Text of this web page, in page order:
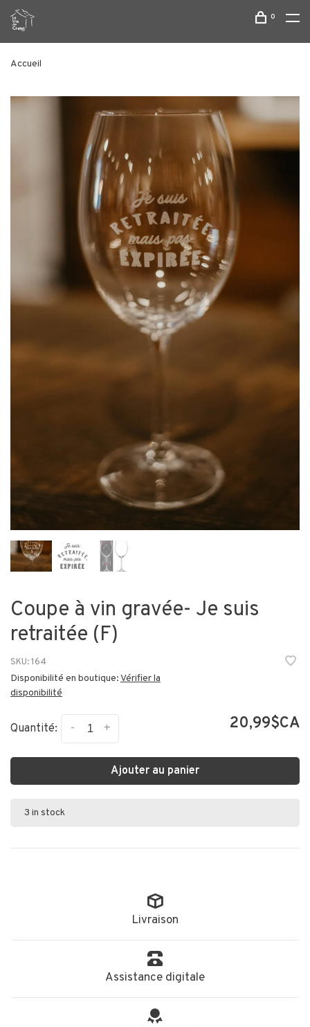
0
Accueil
Coupe à vin gravée- Je suis
retraitée (F)
SKU:164
Disponibilité en boutique:Vérifier la
disponibilité
Quantité: +
- 20,99$CA
Ajouter au panier
3 in stock
Livraison
Assistance digitale